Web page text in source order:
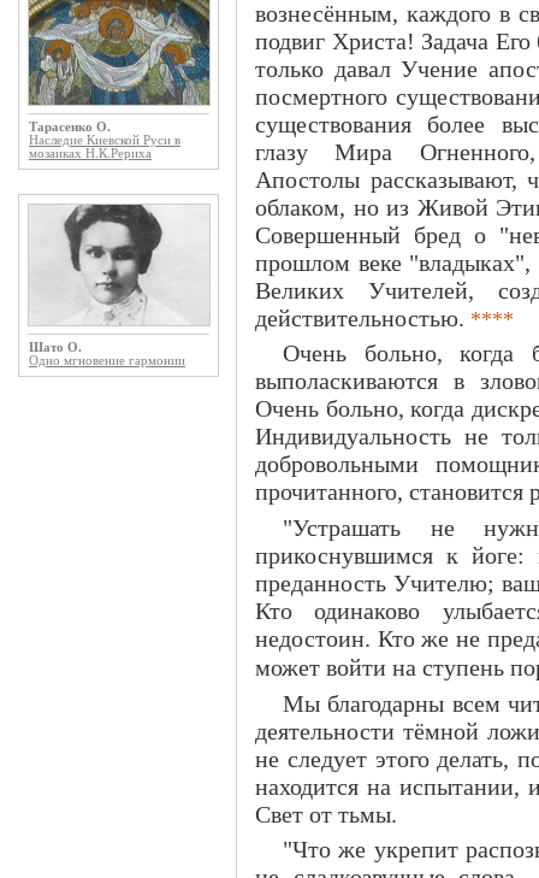
Тарасенко О.
Наследие Киевской Руси в
мозаиках Н.К.Рериха
Шато О.
Одно мгновение гармонии
вознесённым, каждого в
подвиг Христа! Задача
только давал Учение
посмертного
существования более
глазу Мира
Апостолы рассказывают,
облаком, но из Живой
Совершенный бред о
прошлом веке
Великих Учителей,
действительностью. ****
Очень больно, когда
выполаскиваются в
Очень больно, когда
Индивидуальность не
добровольными
прочитанного,
"Устрашать не
прикоснувшимся к
преданность Учителю;
Кто одинаково
недостоин. Кто же не
может войти на ступень
Мы благодарны всем
деятельности тёмной
не следует этого делать,
находится на испытании,
Свет от тьмы.
"Что же укрепит